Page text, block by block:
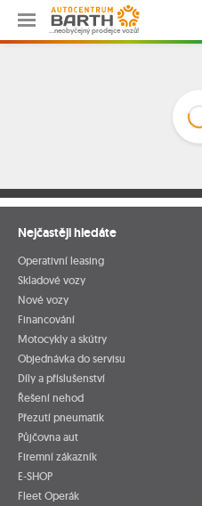
…neobyčejný prodejce vozů!
Nejčastěji hledáte
Operativní leasing
Skladové vozy
Nové vozy
Financování
Motocykly a skútry
Objednávka do servisu
Díly a příslušenství
Řešení nehod
Přezutí pneumatik
Půjčovna aut
Firemní zákazník
E-SHOP
Fleet Operák